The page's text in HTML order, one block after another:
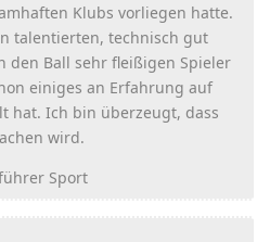
Klubs vorliegen hatte.
talentierten, technisch gut
den Ball sehr fleißigen Spieler
einiges an Erfahrung auf
hat. Ich bin überzeugt, dass
wird.
Sport